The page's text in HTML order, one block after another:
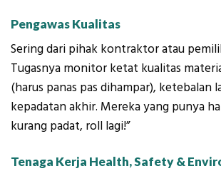
Pengawas Kualitas
Sering dari pihak kontraktor atau
Tugasnya monitor ketat kualitas
(harus panas pas dihampar), ketebalan
kepadatan akhir. Mereka yang punya
kurang padat, roll lagi!”
Tenaga Kerja Health, Safety &